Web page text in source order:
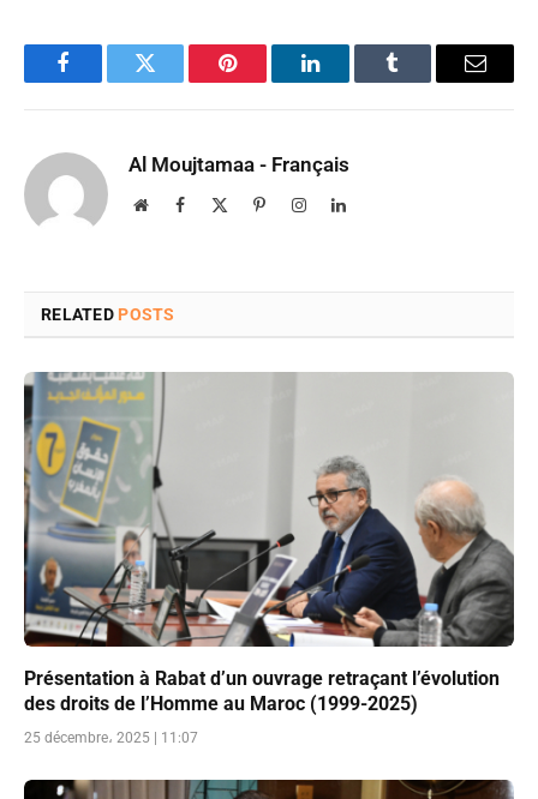
FacebookTwitter Pinterest LinkedInTumblr Email
Al Moujtamaa - Français
WebsiteFacebook PinterestInstagramLinkedIn
RELATED POSTS
Présentation à Rabat d’un ouvrage retraçant l’évolution
des droits de l’Homme au Maroc (1999-2025)
25 décembre، 2025 | 11:07